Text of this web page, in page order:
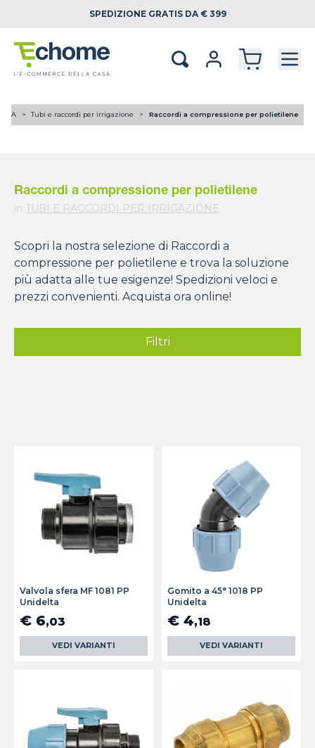
SPEDIZIONE GRATIS DA € 399
Tubi e raccordi per irrigazione Raccordi a compressione per polietilene
Raccordi a compressione per polietilene
in TUBI E RACCORDI PER IRRIGAZIONE
Scopri la nostra selezione di Raccordi a
compressione per polietilene e trova la soluzione
più adatta alle tue esigenze! Spedizioni veloci e
prezzi convenienti. Acquista ora online!
Filtri
Valvola sfera MF 1081 PP
Unidelta
€ 6,03
VEDI VARIANTI
Gomito a 45° 1018 PP
Unidelta
€ 4,18
VEDI VARIANTI